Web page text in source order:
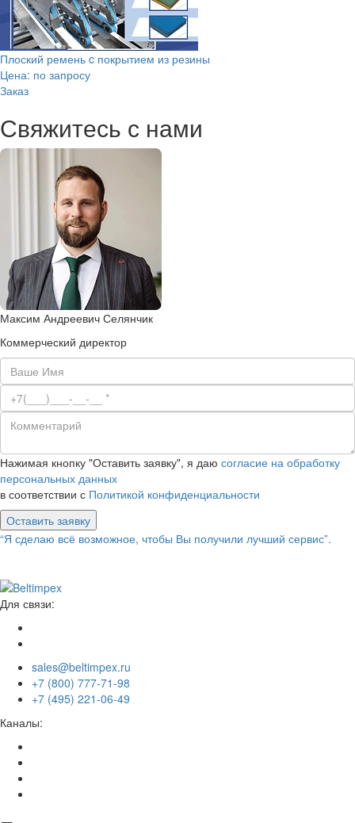
Плоский ремень c покрытием из резины
Цена: по запросу
Заказ
Свяжитесь с нами
Максим Андреевич Селянчик
Коммерческий директор
Нажимая кнопку "Оставить заявку", я даю согласие на обработку
персональных данных
в соответствии с Политикой конфиденциальности
Оставить заявку
“Я сделаю всё возможное, чтобы Вы получили лучший сервис”.
Для связи:
sales@beltimpex.ru
+7 (800) 777-71-98
+7 (495) 221-06-49
Каналы: